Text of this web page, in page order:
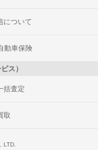
について
動車保険
ス）
括査定
取
LTD.